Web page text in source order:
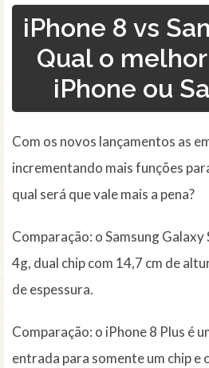
iPhone 8 vs
Qual o
iPhone ou
Com os novos lançamentos as
incrementando mais funções
qual será que vale mais a pena?
Comparação: o Samsung Galaxy
4g, dual chip com 14,7 cm de
de espessura.
Comparação: o iPhone 8 Plus é
entrada para somente um chip e